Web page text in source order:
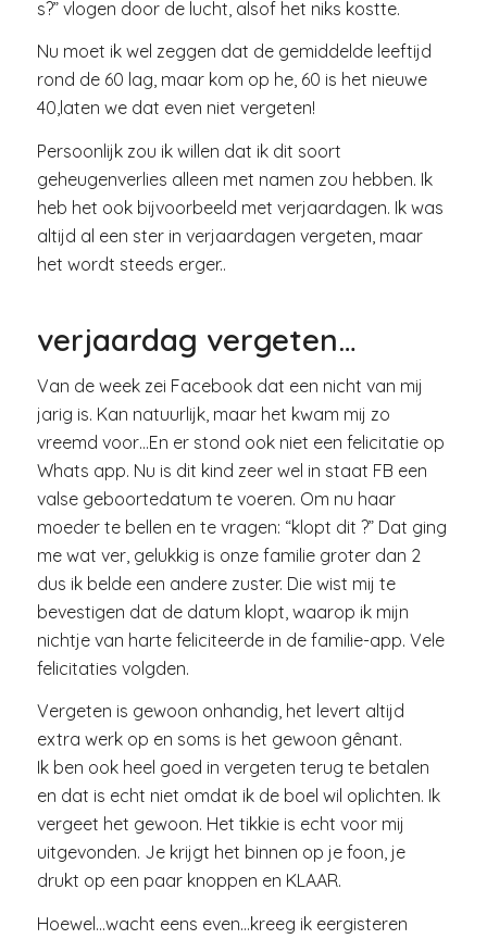
s?” vlogen door de lucht, alsof het niks kostte.
Nu moet ik wel zeggen dat de gemiddelde leeftijd
rond de 60 lag, maar kom op he, 60 is het nieuwe
40,laten we dat even niet vergeten!
Persoonlijk zou ik willen dat ik dit soort
geheugenverlies alleen met namen zou hebben. Ik
heb het ook bijvoorbeeld met verjaardagen. Ik was
altijd al een ster in verjaardagen vergeten, maar
het wordt steeds erger..
verjaardag vergeten…
Van de week zei Facebook dat een nicht van mij
jarig is. Kan natuurlijk, maar het kwam mij zo
vreemd voor…En er stond ook niet een felicitatie op
Whats app. Nu is dit kind zeer wel in staat FB een
valse geboortedatum te voeren. Om nu haar
moeder te bellen en te vragen: “klopt dit ?” Dat ging
me wat ver, gelukkig is onze familie groter dan 2
dus ik belde een andere zuster. Die wist mij te
bevestigen dat de datum klopt, waarop ik mijn
nichtje van harte feliciteerde in de familie-app. Vele
felicitaties volgden.
Vergeten is gewoon onhandig, het levert altijd
extra werk op en soms is het gewoon gênant.
Ik ben ook heel goed in vergeten terug te betalen
en dat is echt niet omdat ik de boel wil oplichten. Ik
vergeet het gewoon. Het tikkie is echt voor mij
uitgevonden. Je krijgt het binnen op je foon, je
drukt op een paar knoppen en KLAAR.
Hoewel…wacht eens even…kreeg ik eergisteren